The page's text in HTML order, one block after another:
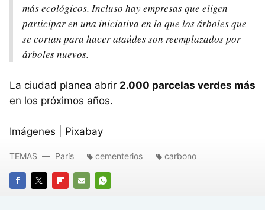
más ecológicos. Incluso hay empresas que eligen
participar en una iniciativa en la que los árboles que
se cortan para hacer ataúdes son reemplazados por
árboles nuevos.
La ciudad planea abrir 2.000 parcelas verdes más
en los próximos años.
Imágenes | Pixabay
FACEBOOK
TWITTERFLIPBOARD
E-
WHATSAPP
TEMAS París cementerios carbono